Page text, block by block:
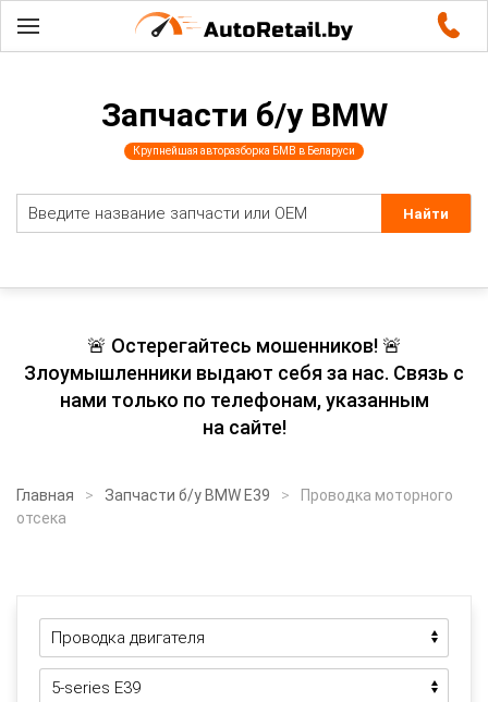
Запчасти б/у BMW
Крупнейшая авторазборка БМВ в Беларуси
🚨 Остерегайтесь мошенников! 🚨
Злоумышленники выдают себя за нас. Связь с
нами только по телефонам, указанным
на сайте!
Главная Запчасти б/у BMW E39
Проводка моторного
отсека